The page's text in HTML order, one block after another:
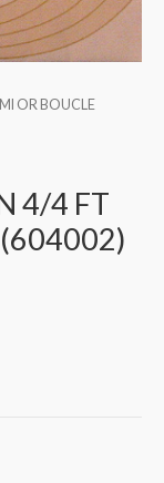
OR BOUCLE
4/4 FT